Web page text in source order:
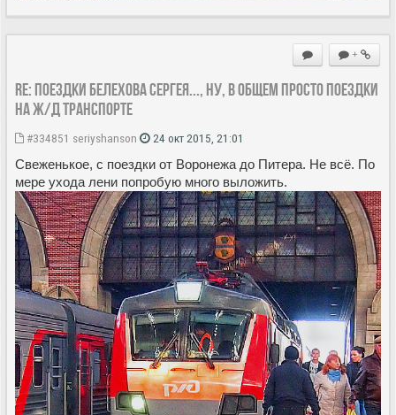
+
Re: Поездки Белехова Сергея..., ну, в общем просто поездки
на ж/д транспорте
#334851 seriyshanson 24 окт 2015, 21:01
Свеженькое, с поездки от Воронежа до Питера. Не всё. По
мере ухода лени попробую много выложить.